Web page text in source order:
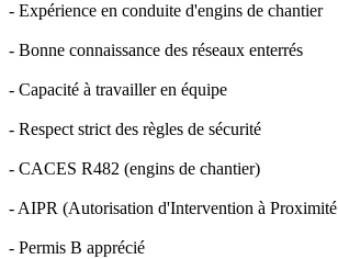
- Expérience en conduite d'engins de chantier
- Bonne connaissance des réseaux enterrés
- Capacité à travailler en équipe
- Respect strict des règles de sécurité
- CACES R482 (engins de chantier)
- AIPR (Autorisation d'Intervention à Proximité
- Permis B apprécié